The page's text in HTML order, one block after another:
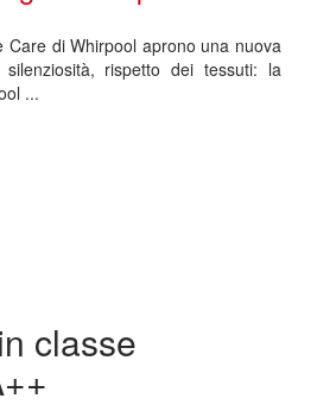
Care di Whirpool aprono una nuova
rispetto dei tessuti: la
...
classe